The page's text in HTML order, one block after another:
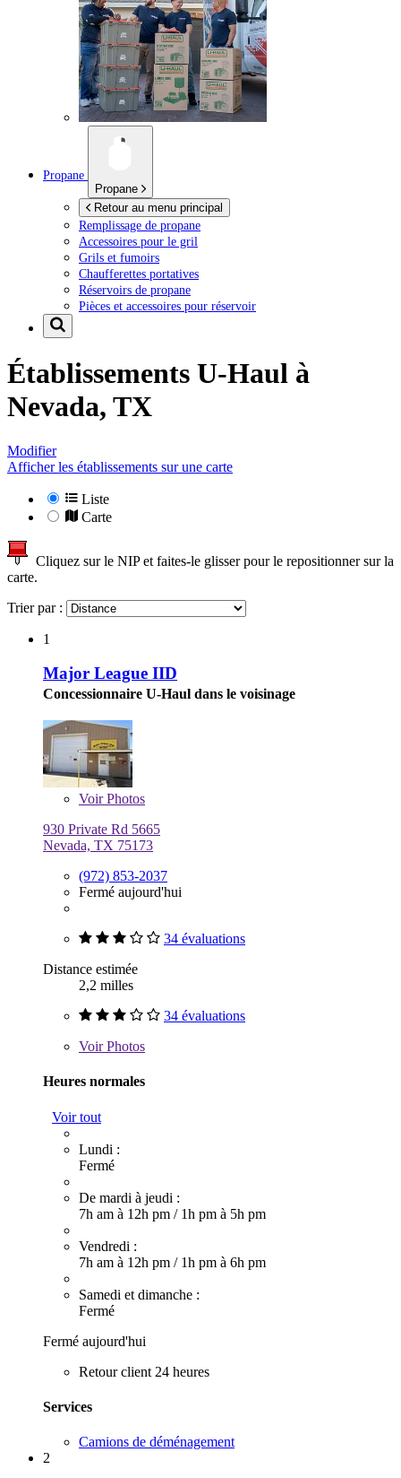
Propane
Propane
Retour au menu principal
Remplissage de propane
Accessoires pour le gril
Grils et fumoirs
Chaufferettes portatives
Réservoirs de propane
Pièces et accessoires pour réservoir
Établissements U-Haul à
Nevada, TX
Modifier
Afficher les établissements sur une carte
Liste
Carte
Cliquez sur le NIP et faites-le glisser pour le repositionner sur la
carte.
Trier par :
1
Major League IID
Concessionnaire U-Haul dans le voisinage
VoirPhotos
930 Private Rd 5665
Nevada, TX 75173
(972) 853-2037
Fermé aujourd'hui
34 évaluations
Distance estimée
2,2 milles
34 évaluations
VoirPhotos
Heures normales
Voir tout
Lundi :
Fermé
De mardi à jeudi :
7h am à 12h pm / 1h pm à 5h pm
Vendredi :
7h am à 12h pm / 1h pm à 6h pm
Samedi et dimanche :
Fermé
Fermé aujourd'hui
Retour client 24 heures
Services
Camions de déménagement
2